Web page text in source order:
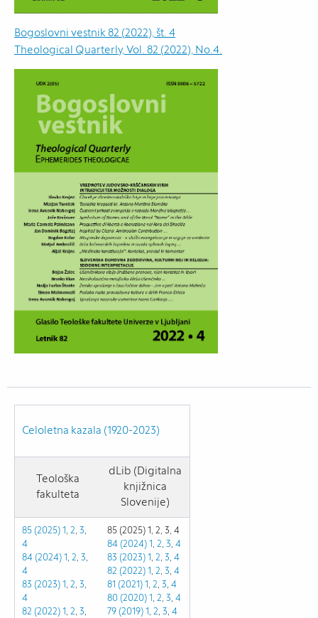
Bogoslovni vestnik 82 (2022), št. 4
Theological Quarterly, Vol. 82 (2022), No.4.
Celoletna kazala (1920-2023)
Teološka
fakulteta
dLib (Digitalna
knjižnica
Slovenije)
85 (2025) 1, 2, 3,
4
84 (2024) 1, 2, 3,
4
83 (2023) 1, 2, 3,
4
82 (2022)1, 2, 3,
85 (2025) 1, 2, 3, 4
84 (2024) 1, 2, 3, 4
83 (2023)1, 2, 3, 4
82 (2022)1, 2, 3, 4
81 (2021)1, 2, 3, 4
80 (2020)1, 2, 3, 4
79 (2019)1, 2, 3, 4